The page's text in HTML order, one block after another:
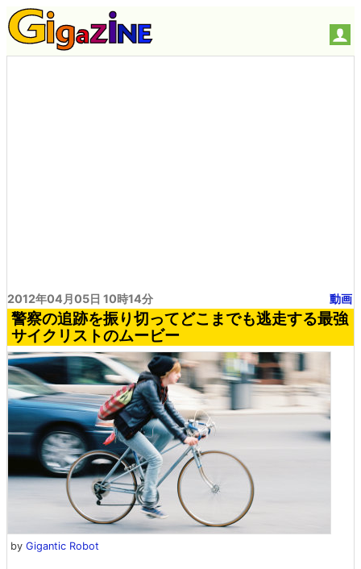
2012年04月05日 10時14分 動画
警察の追跡を振り切ってどこまでも逃走する最強
サイクリストのムービー
by Gigantic Robot